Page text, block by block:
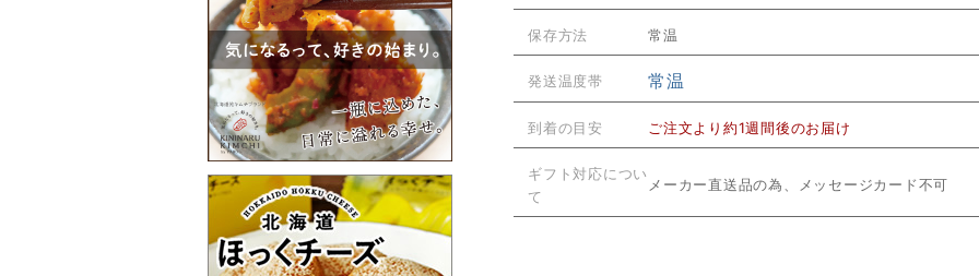
保存方法 常温
発送温度帯 常温
到着の目安 ご注文より約1週間後のお届け
ギフト対応につい
て
メーカー直送品の為、メッセージカード不可